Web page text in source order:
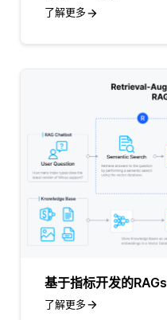
了解更多
基于指标开发的RAGs
了解更多